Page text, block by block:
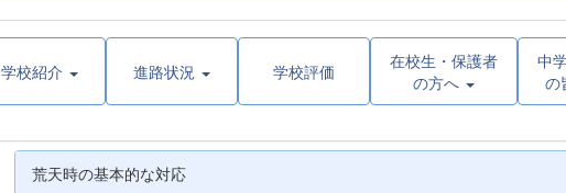
学校紹介 進路状況 学校評価
在校生・保護者
の方へ
中
の
荒天時の基本的な対応